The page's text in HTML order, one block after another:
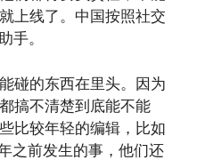
上线了。中国按照社交
手。
碰的东西在里头。因为
搞不清楚到底能不能
比较年轻的编辑，比如
之前发生的事，他们还